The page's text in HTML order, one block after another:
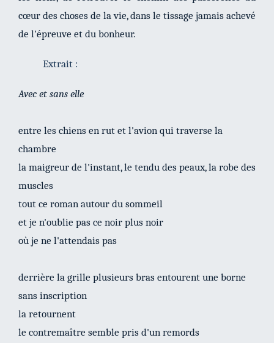
cœur des choses de la vie, dans le tissage jamais achevé
de l'épreuve et du bonheur.
Extrait :
Avec et sans elle
entre les chiens en rut et l'avion qui traverse la
chambre
la maigreur de l'instant, le tendu des peaux, la robe des
muscles
tout ce roman autour du sommeil
et je n'oublie pas ce noir plus noir
où je ne l'attendais pas
derrière la grille plusieurs bras entourent une borne
sans inscription
la retournent
le contremaître semble pris d'un remords